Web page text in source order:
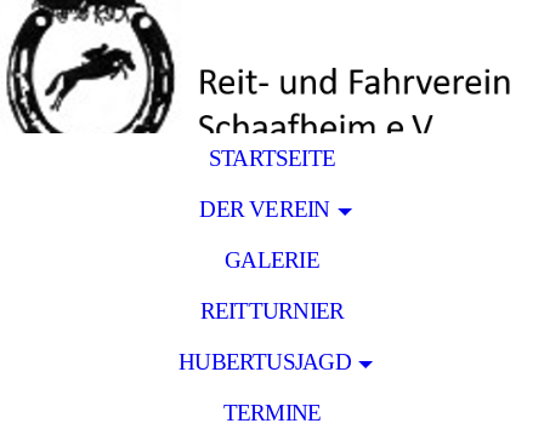
STARTSEITE
DER VEREIN
GALERIE
REITTURNIER
HUBERTUSJAGD
TERMINE